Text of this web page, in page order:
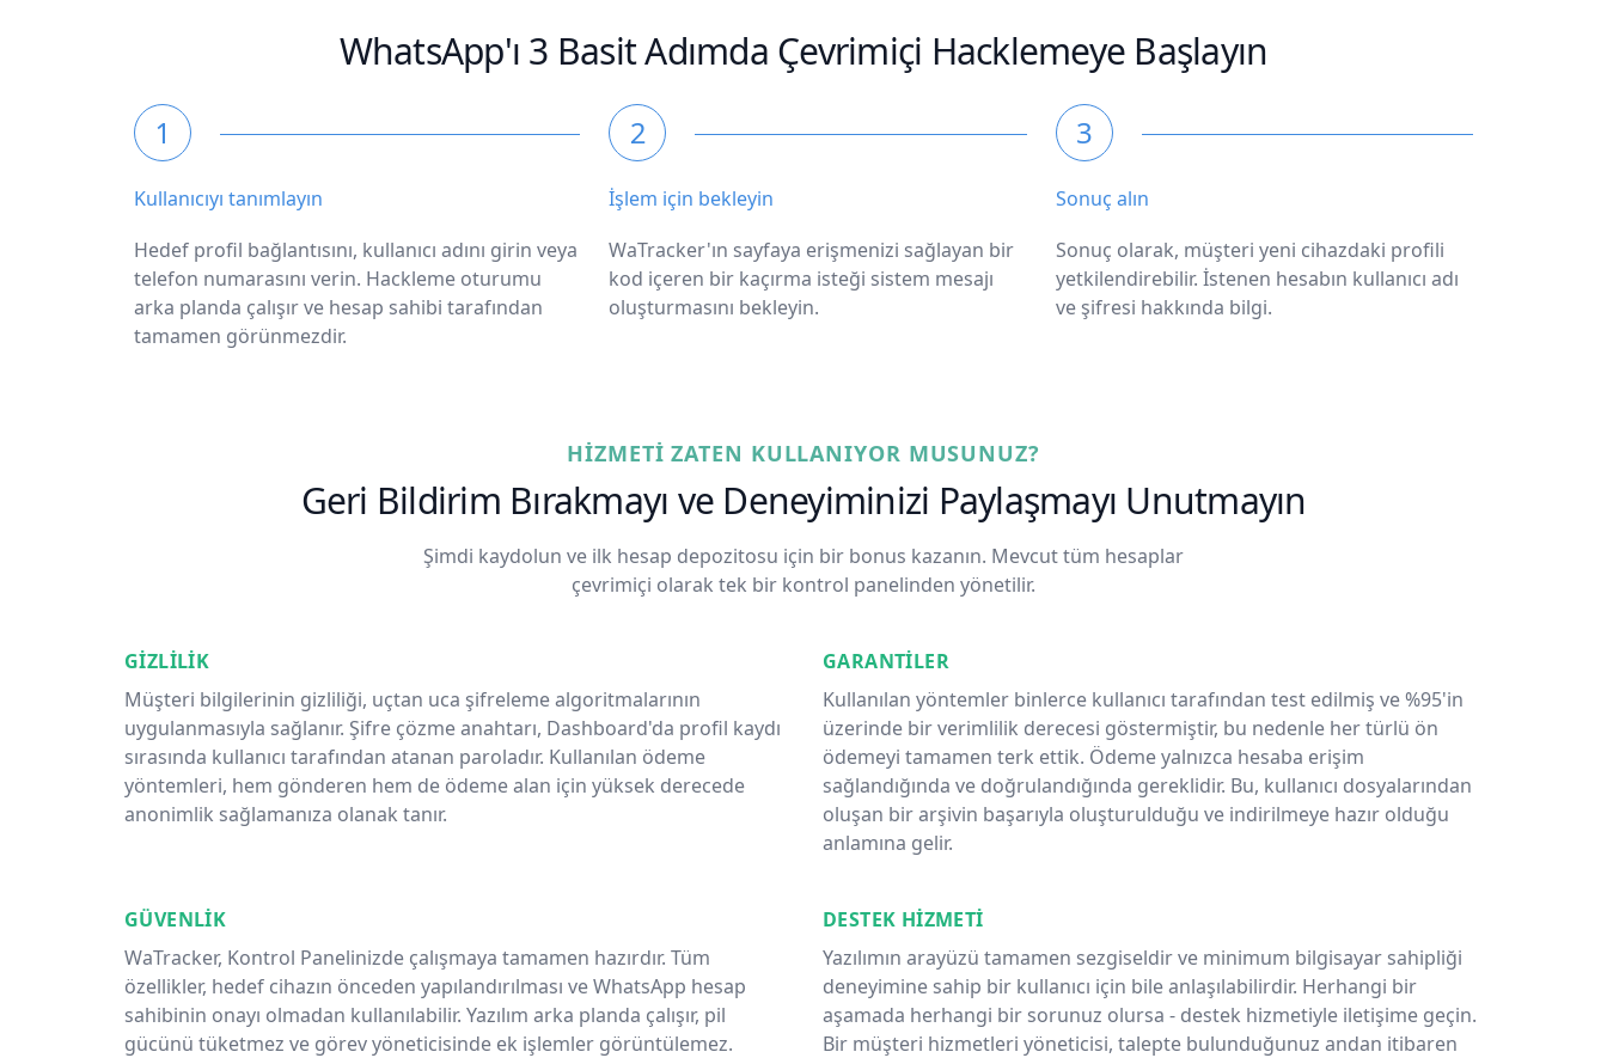
WhatsApp'ı 3 Basit Adımda Çevrimiçi Hacklemeye Başlayın
1
Kullanıcıyı tanımlayın
Hedef profil bağlantısını, kullanıcı adını girin veya
telefon numarasını verin. Hackleme oturumu
arka planda çalışır ve hesap sahibi tarafından
tamamen görünmezdir.
2
İşlem için bekleyin
WaTracker'ın sayfaya erişmenizi sağlayan bir
kod içeren bir kaçırma isteği sistem mesajı
oluşturmasını bekleyin.
3
Sonuç alın
Sonuç olarak, müşteri yeni cihazdaki profili
yetkilendirebilir. İstenen hesabın kullanıcı adı
ve şifresi hakkında bilgi.
HIZMETI ZATEN KULLANIYOR MUSUNUZ?
Geri Bildirim Bırakmayı ve Deneyiminizi Paylaşmayı Unutmayın
Şimdi kaydolun ve ilk hesap depozitosu için bir bonus kazanın. Mevcut tüm hesaplar
çevrimiçi olarak tek bir kontrol panelinden yönetilir.
GIZLILIK
Müşteri bilgilerinin gizliliği, uçtan uca şifreleme algoritmalarının
uygulanmasıyla sağlanır. Şifre çözme anahtarı, Dashboard'da profil kaydı
sırasında kullanıcı tarafından atanan paroladır. Kullanılan ödeme
yöntemleri, hem gönderen hem de ödeme alan için yüksek derecede
anonimlik sağlamanıza olanak tanır.
GARANTILER
Kullanılan yöntemler binlerce kullanıcı tarafından test edilmiş ve %95'in
üzerinde bir verimlilik derecesi göstermiştir, bu nedenle her türlü ön
ödemeyi tamamen terk ettik. Ödeme yalnızca hesaba erişim
sağlandığında ve doğrulandığında gereklidir. Bu, kullanıcı dosyalarından
oluşan bir arşivin başarıyla oluşturulduğu ve indirilmeye hazır olduğu
anlamına gelir.
GÜVENLIK
WaTracker, Kontrol Panelinizde çalışmaya tamamen hazırdır. Tüm
özellikler, hedef cihazın önceden yapılandırılması ve WhatsApp hesap
sahibinin onayı olmadan kullanılabilir. Yazılım arka planda çalışır, pil
gücünü tüketmez ve görev yöneticisinde ek işlemler görüntülemez.
DESTEK HIZMETI
Yazılımın arayüzü tamamen sezgiseldir ve minimum bilgisayar sahipliği
deneyimine sahip bir kullanıcı için bile anlaşılabilirdir. Herhangi bir
aşamada herhangi bir sorunuz olursa - destek hizmetiyle iletişime geçin.
Bir müşteri hizmetleri yöneticisi, talepte bulunduğunuz andan itibaren